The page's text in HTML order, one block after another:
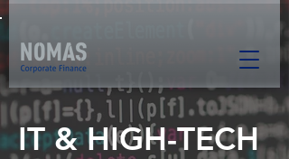
IT & HIGH-TECH